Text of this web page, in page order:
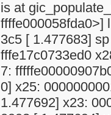
is at
ffffe000058fda0>]
3c5 [ 1.477683]
fffe17c0733ed0
7:
0] x25:
1.477692] x23: